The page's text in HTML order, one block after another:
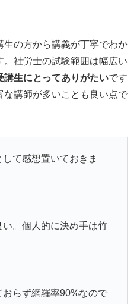
の方から講義が丁寧でわか
。社労士の試験範囲は幅広い
講生にとってありがたいです
な講師が多いことも良い点で
て感想置いておきま
。個人的に決め手は竹
らず網羅率90%なので